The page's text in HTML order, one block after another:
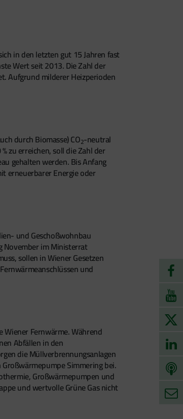
in den letzten gut 15 Jahren fast
Wert seit 2013. Die Zahl der
Aufgrund milderer Heizperioden
durch Biomasse) CO2-neutral
zu erreichen, soll die Zahl der
gehalten werden. Bis Anfang
erneuerbarer Energie oder
und Geschoßwohnbau
November im Ministerrat
sollen in Wiener Gesetzen
und
Wiener Fernwärme. Während
Abfällen in den
die Müllverbrennungsanlagen
Simmering bei.
Großwärmepumpen und
und wertvolle Grüne Gas nicht